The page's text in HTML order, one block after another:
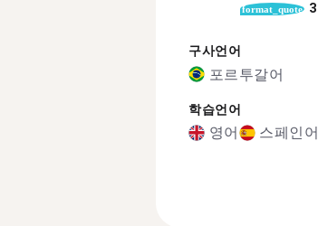
format_quote 3
구사언어
포르투갈어
학습언어
영어 스페인어